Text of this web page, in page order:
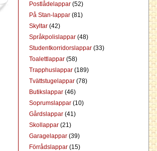
Postlådelappar (52)
På Stan-lappar (81)
Skyltar (42)
Språkpolislappar (48)
Studentkorridorslappar (33)
Toalettlappar (58)
Trapphuslappar (189)
Tvättstugelappar (78)
Butikslappar (46)
Soprumslappar (10)
Gårdslappar (41)
Skollappar (21)
Garagelappar (39)
Förrådslappar (15)